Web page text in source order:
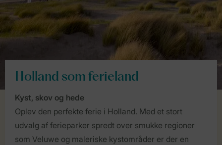
Holland som ferieland
Kyst, skov og hede
Oplev den perfekte ferie i Holland. Med et stort
udvalg af ferieparker spredt over smukke regioner
som Veluwe og maleriske kystområder er der en